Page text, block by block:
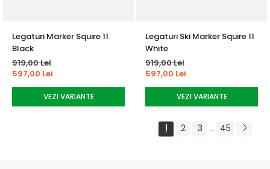
Legaturi Marker Squire 11
Black
919,00 Lei
597,00 Lei
VEZI VARIANTE
Legaturi Ski Marker Squire 11
White
919,00 Lei
597,00 Lei
VEZI VARIANTE
1 2 3 ... 45